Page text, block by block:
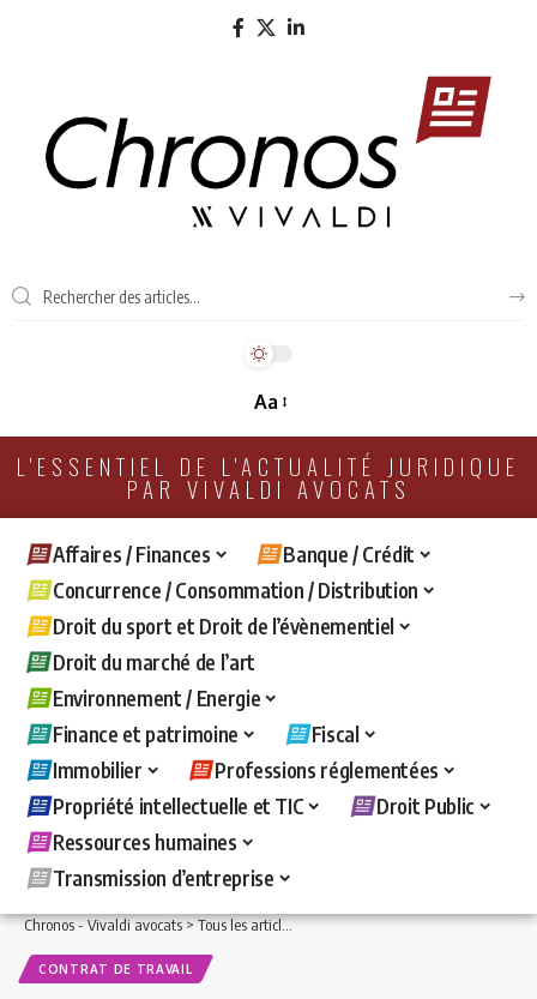
Aa
L'ESSENTIEL DE L'ACTUALITÉ JURIDIQUE
PAR VIVALDI AVOCATS
Affaires / Finances
Banque / Crédit
Concurrence / Consommation / Distribution
Droit du sport et Droit de l’évènementiel
Droit du marché de l’art
Environnement / Energie
Finance et patrimoine
Fiscal
Immobilier
Professions réglementées
Propriété intellectuelle et TIC
Droit Public
Ressources humaines
Transmission d’entreprise
Chronos - Vivaldi avocats>Tous les articles >Ressources humaines>Contrat de
CONTRAT DE TRAVAIL